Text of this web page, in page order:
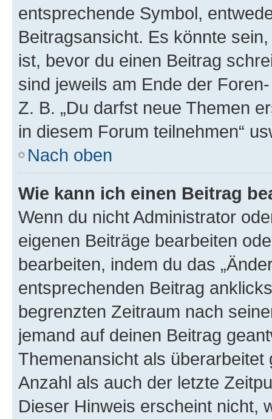
entsprechende Symbol,
Beitragsansicht. Es könnte
ist, bevor du einen Beitrag
sind jeweils am Ende der
Z. B. „Du darfst neue Themen
in diesem Forum teilnehmen“
Nach oben
Wie kann ich einen Beitrag
Wenn du nicht Administrator
eigenen Beiträge bearbeiten
bearbeiten, indem du das
entsprechenden Beitrag
begrenzten Zeitraum nach
jemand auf deinen Beitrag
Themenansicht als
Anzahl als auch der letzte
Dieser Hinweis erscheint nicht,